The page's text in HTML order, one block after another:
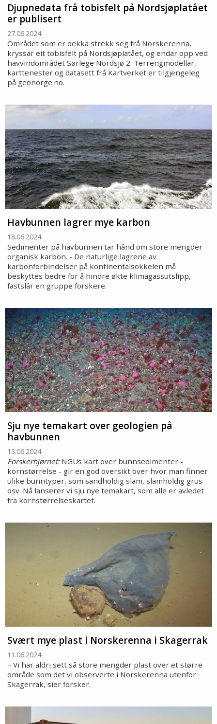
Djupnedata frå tobisfelt på Nordsjøplatået
er publisert
27.06.2024
Området som er dekka strekk seg frå Norskerenna,
kryssar eit tobisfelt på Nordsjøplatået, og endar opp ved
havvindområdet Sørlege Nordsjø 2. Terrengmodellar,
karttenester og datasett frå Kartverket er tilgjengeleg
på geonorge.no.
Havbunnen lagrer mye karbon
18.06.2024
Sedimenter på havbunnen tar hånd om store mengder
organisk karbon. - De naturlige lagrene av
karbonforbindelser på kontinentalsokkelen må
beskyttes bedre for å hindre økte klimagassutslipp,
fastslår en gruppe forskere.
Sju nye temakart over geologien på
havbunnen
13.06.2024
Forskerhjørnet:NGUs kart over bunnsedimenter -
kornstørrelse - gir en god oversikt over hvor man finner
ulike bunntyper, som sandholdig slam, slamholdig grus
osv. Nå lanserer vi sju nye temakart, som alle er avledet
fra kornstørrelseskartet.
Svært mye plast i Norskerenna i Skagerrak
11.06.2024
– Vi har aldri sett så store mengder plast over et større
område som det vi observerte i Norskerenna utenfor
Skagerrak, sier forsker.